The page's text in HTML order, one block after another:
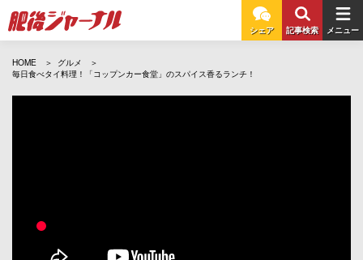
シェア 記事検索 メニュー
HOME
グルメ
毎日食べタイ料理！「コップンカー食堂」のスパイス香るランチ！